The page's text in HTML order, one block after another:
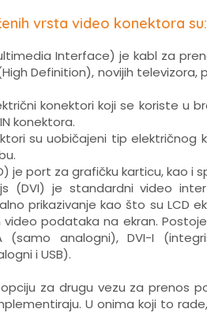
vrsta video konektora su:
Interface) je kabl za
Definition), novijih
konektori koji se koriste u
konektora.
su uobičajeni tip
je port za grafičku karticu, kao i
(DVI) je standardni video
prikazivanje kao što su LCD
podataka na ekran.
(samo analogni), DVI-I
i USB).
za drugu vezu za prenos
U onima koji to